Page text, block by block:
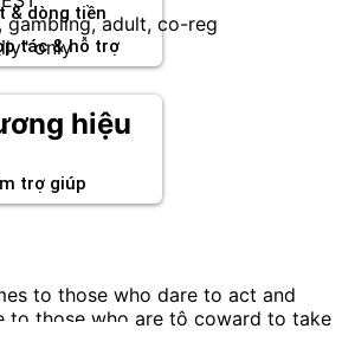
& dòng tiền
tác & hỗ trợ
trợ giúp
gambling, adult, co-reg
only
hiệu
to those who dare to act and
to those who are tô coward to take